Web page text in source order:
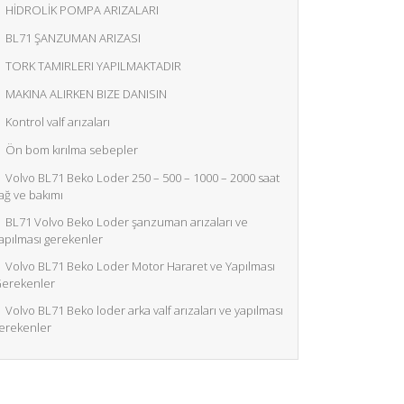
HİDROLİK POMPA ARIZALARI
BL71 ŞANZUMAN ARIZASI
TORK TAMIRLERI YAPILMAKTADIR
MAKINA ALIRKEN BIZE DANISIN
Kontrol valf arızaları
Ön bom kırılma sebepler
Volvo BL71 Beko Loder 250 – 500 – 1000 – 2000 saat
ve bakımı
BL71 Volvo Beko Loder şanzuman arızaları ve
gerekenler
Volvo BL71 Beko Loder Motor Hararet ve Yapılması
Volvo BL71 Beko loder arka valf arızaları ve yapılması